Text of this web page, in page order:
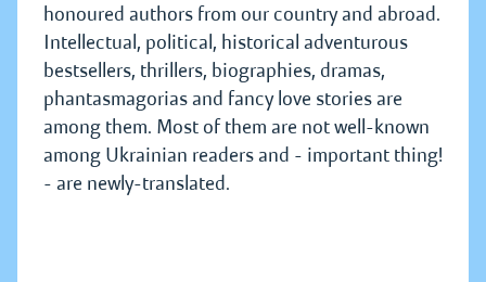
honoured authors from our country and abroad.
Intellectual, political, historical adventurous
bestsellers, thrillers, biographies, dramas,
phantasmagorias and fancy love stories are
among them. Most of them are not well-known
among Ukrainian readers and - important thing!
- are newly-translated.